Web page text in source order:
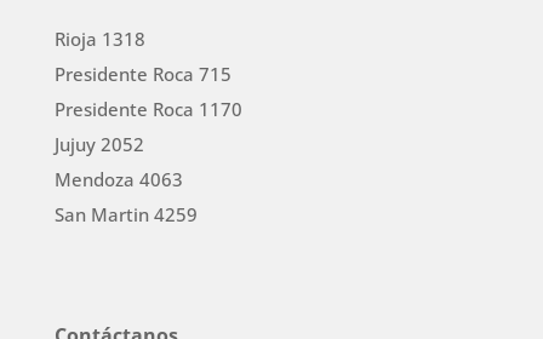
Rioja 1318
Presidente Roca 715
Presidente Roca 1170
Jujuy 2052
Mendoza 4063
San Martin 4259